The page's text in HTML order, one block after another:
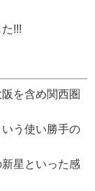
!!!
を含め関西圏
う使い勝手の
星といった感